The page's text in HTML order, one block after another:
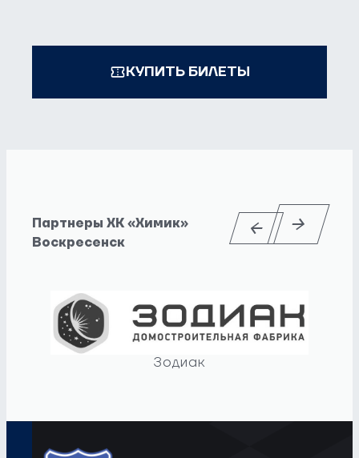
КУПИТЬ БИЛЕТЫ
Партнеры ХК «Химик»
Воскресенск
Зодиак